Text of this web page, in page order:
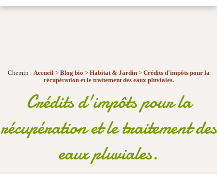
Chemin : Accueil> Blog bio > Habitat & Jardin> Crédits d'impôts pour la
récupération et le traitement des eaux pluviales.
Crédits d'impôts pour la
récupération et le traitement des
eaux pluviales.